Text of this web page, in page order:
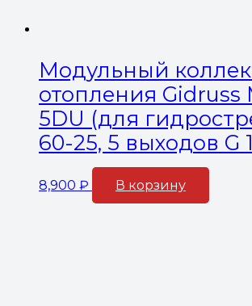
Модульный
отопления Gidruss
5DU (для
60-25, 5 выходов G
8,900 ₽ В корзину